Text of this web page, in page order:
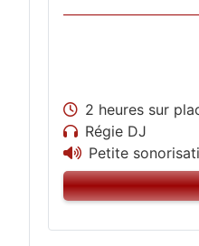
2 heures sur
Régie DJ
Petite